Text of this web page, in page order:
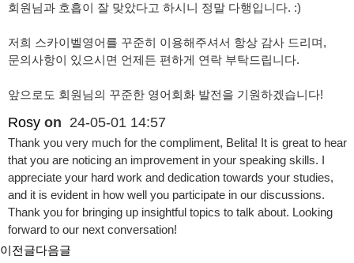
회원님과 호흡이 잘 맞았다고 하시니 정말 다행입니다. :)
저희 스카이벨영어를 꾸준히 이용해주셔서 항상 감사 드리며,
문의사항이 있으시면 언제든 편하게 연락 부탁드립니다.
앞으로도 회원님의 꾸준한 영어회화 발전을 기원하겠습니다!
Rosy on 24-05-01 14:57
Thank you very much for the compliment, Belita! It is great to hear
that you are noticing an improvement in your speaking skills. I
appreciate your hard work and dedication towards your studies,
and it is evident in how well you participate in our discussions.
Thank you for bringing up insightful topics to talk about. Looking
forward to our next conversation!
이전글다음글